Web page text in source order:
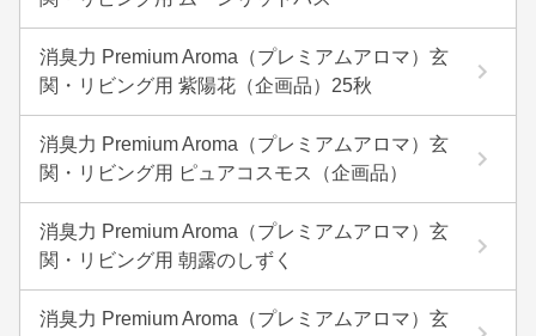
消臭力 Premium Aroma（プレミアムアロマ）玄
関・リビング用 紫陽花（企画品）25秋
消臭力 Premium Aroma（プレミアムアロマ）玄
関・リビング用 ピュアコスモス（企画品）
消臭力 Premium Aroma（プレミアムアロマ）玄
関・リビング用 朝露のしずく
消臭力 Premium Aroma（プレミアムアロマ）玄